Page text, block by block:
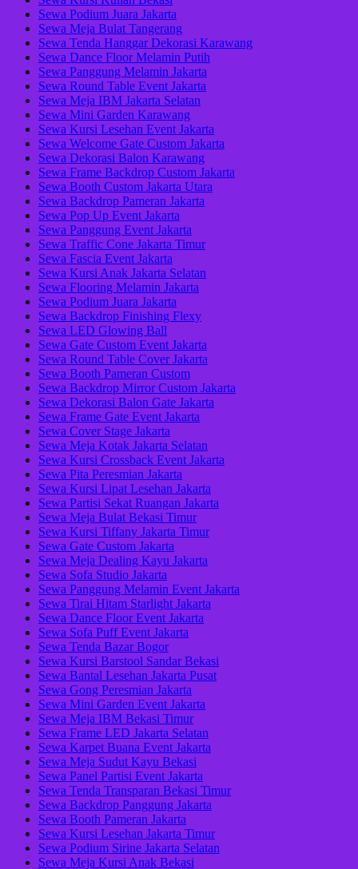
Sewa Podium Juara Jakarta
Sewa Meja Bulat Tangerang
Sewa Tenda Hanggar Dekorasi Karawang
Sewa Dance Floor Melamin Putih
Sewa Panggung Melamin Jakarta
Sewa Round Table Event Jakarta
Sewa Meja IBM Jakarta Selatan
Sewa Mini Garden Karawang
Sewa Kursi Lesehan Event Jakarta
Sewa Welcome Gate Custom Jakarta
Sewa Dekorasi Balon Karawang
Sewa Frame Backdrop Custom Jakarta
Sewa Booth Custom Jakarta Utara
Sewa Backdrop Pameran Jakarta
Sewa Pop Up Event Jakarta
Sewa Panggung Event Jakarta
Sewa Traffic Cone Jakarta Timur
Sewa Fascia Event Jakarta
Sewa Kursi Anak Jakarta Selatan
Sewa Flooring Melamin Jakarta
Sewa Podium Juara Jakarta
Sewa Backdrop Finishing Flexy
Sewa LED Glowing Ball
Sewa Gate Custom Event Jakarta
Sewa Round Table Cover Jakarta
Sewa Booth Pameran Custom
Sewa Backdrop Mirror Custom Jakarta
Sewa Dekorasi Balon Gate Jakarta
Sewa Frame Gate Event Jakarta
Sewa Cover Stage Jakarta
Sewa Meja Kotak Jakarta Selatan
Sewa Kursi Crossback Event Jakarta
Sewa Pita Peresmian Jakarta
Sewa Kursi Lipat Lesehan Jakarta
Sewa Partisi Sekat Ruangan Jakarta
Sewa Meja Bulat Bekasi Timur
Sewa Kursi Tiffany Jakarta Timur
Sewa Gate Custom Jakarta
Sewa Meja Dealing Kayu Jakarta
Sewa Sofa Studio Jakarta
Sewa Panggung Melamin Event Jakarta
Sewa Tirai Hitam Starlight Jakarta
Sewa Dance Floor Event Jakarta
Sewa Sofa Puff Event Jakarta
Sewa Tenda Bazar Bogor
Sewa Kursi Barstool Sandar Bekasi
Sewa Bantal Lesehan Jakarta Pusat
Sewa Gong Peresmian Jakarta
Sewa Mini Garden Event Jakarta
Sewa Meja IBM Bekasi Timur
Sewa Frame LED Jakarta Selatan
Sewa Karpet Buana Event Jakarta
Sewa Meja Sudut Kayu Bekasi
Sewa Panel Partisi Event Jakarta
Sewa Tenda Transparan Bekasi Timur
Sewa Backdrop Panggung Jakarta
Sewa Booth Pameran Jakarta
Sewa Kursi Lesehan Jakarta Timur
Sewa Podium Sirine Jakarta Selatan
Sewa Meja Kursi Anak Bekasi